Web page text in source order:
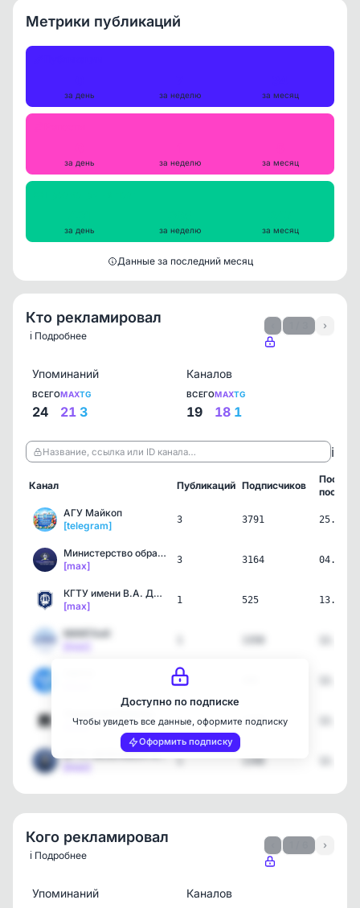
Метрики публикаций
за день за неделю за месяц
за день за неделю за месяц
за день за неделю за месяц
Данные за последний месяц
Кто рекламировал
ℹ️ Подробнее
›
Упоминаний
ВСЕГО
24
MAX
21
TG
3
Каналов
ВСЕГО
19
MAX
18
TG
1
Название, ссылка или ID канала… ℹ️
Канал Публикаций Подписчиков
пост
АГУ Майкоп
[telegram]
3 3791
Министерство образования…
[max]
3 3164
КГТУ имени В.А. Дегтярева
[max]
1 525
МИИГАиК
1
[max]
1 2378
БГТУ «ВОЕНМЕХ» им. Д.Ф. …
1 1348
Доступно по подписке
Чтобы увидеть все данные, оформите подписку
Оформить подписку
Кого рекламировал
ℹ️ Подробнее
›
Упоминаний Каналов